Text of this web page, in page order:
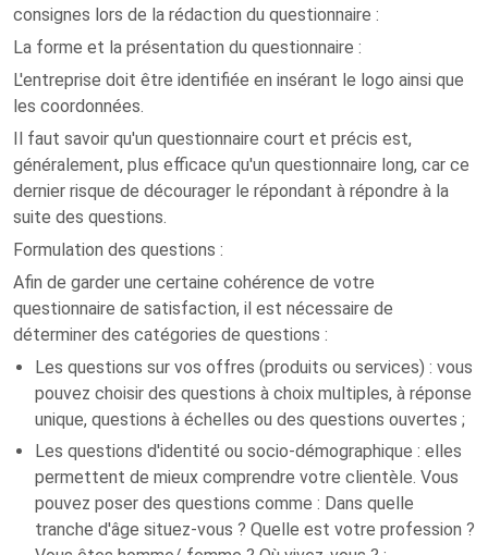
consignes lors de la rédaction du questionnaire :
La forme et la présentation du questionnaire :
L'entreprise doit être identifiée en insérant le logo ainsi que
les coordonnées.
Il faut savoir qu'un questionnaire court et précis est,
généralement, plus efficace qu'un questionnaire long, car ce
dernier risque de décourager le répondant à répondre à la
suite des questions.
Formulation des questions :
Afin de garder une certaine cohérence de votre
questionnaire de satisfaction, il est nécessaire de
déterminer des catégories de questions :
Les questions sur vos offres (produits ou services) : vous
pouvez choisir des questions à choix multiples, à réponse
unique, questions à échelles ou des questions ouvertes ;
Les questions d'identité ou socio-démographique : elles
permettent de mieux comprendre votre clientèle. Vous
pouvez poser des questions comme : Dans quelle
tranche d'âge situez-vous ? Quelle est votre profession ?